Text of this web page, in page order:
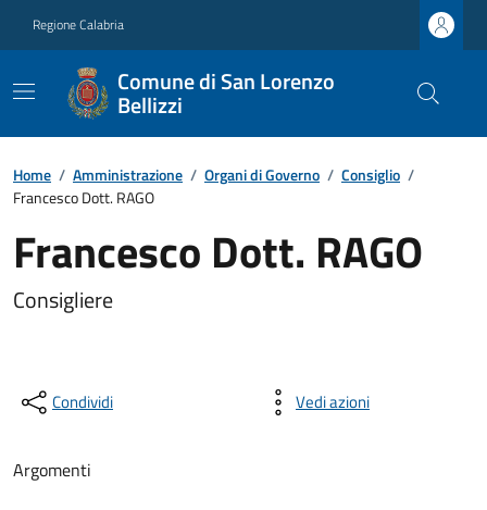
Regione Calabria
Comune di San Lorenzo
Bellizzi
Home / Amministrazione / Organi di Governo / Consiglio /
Francesco Dott. RAGO
Francesco Dott. RAGO
Consigliere
Condividi Vedi azioni
Argomenti